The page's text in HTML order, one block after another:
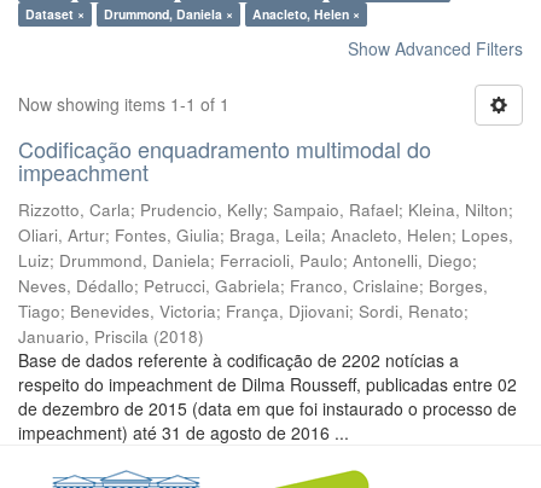
Dataset ×
Drummond, Daniela × Anacleto, Helen ×
Show Advanced Filters
Now showing items 1-1 of 1
Codificação enquadramento multimodal do
impeachment
Rizzotto, Carla; Prudencio, Kelly; Sampaio, Rafael; Kleina, Nilton;
Oliari, Artur; Fontes, Giulia; Braga, Leila; Anacleto, Helen; Lopes,
Luiz; Drummond, Daniela; Ferracioli, Paulo; Antonelli, Diego;
Neves, Dédallo; Petrucci, Gabriela; Franco, Crislaine; Borges,
Tiago; Benevides, Victoria; França, Djiovani; Sordi, Renato;
Januario, Priscila (2018)
Base de dados referente à codificação de 2202 notícias a
respeito do impeachment de Dilma Rousseff, publicadas entre 02
de dezembro de 2015 (data em que foi instaurado o processo de
impeachment) até 31 de agosto de 2016 ...